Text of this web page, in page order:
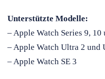
Unterstützte Modelle:
– Apple Watch Series 9, 10
– Apple Watch Ultra 2 und
– Apple Watch SE 3